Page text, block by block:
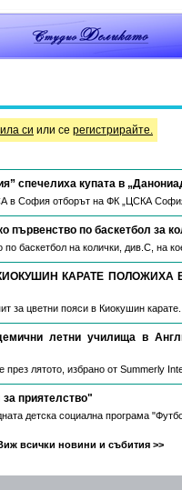
си или се регистрирайте.
спечелиха купата в
в София отборът на ФК „ЦСКА
първенство по баскетбол за
по баскетбол на колички, див.С, на
КАРАТЕ ПОЛОЖИХА
за цветни пояси в Киокушин
летни училища в
през лятото, избрано от Summerly
приятелство"
детска социална програма
всички новини и събития >>